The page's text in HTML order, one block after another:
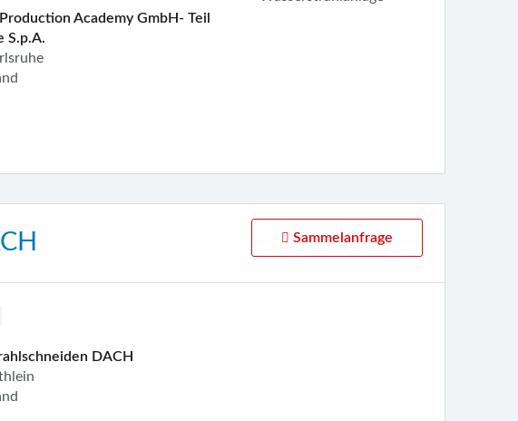
Academy GmbH- Teil
S.p.A.
Sammelanfrage
DACH